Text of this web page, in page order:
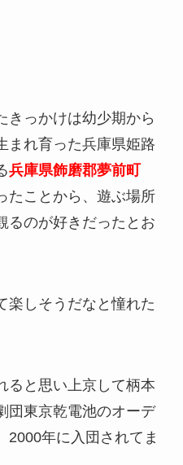
きっかけは幼少期から
まれ育った兵庫県姫路
兵庫県飾磨郡夢前町
たことから、遊ぶ場所
るのが好きだったとお
楽しそうだなと憧れた
ると思い上京して柄本
団東京乾電池のオーデ
2000年に入団されてま